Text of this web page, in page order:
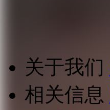
关于我们
相关信息